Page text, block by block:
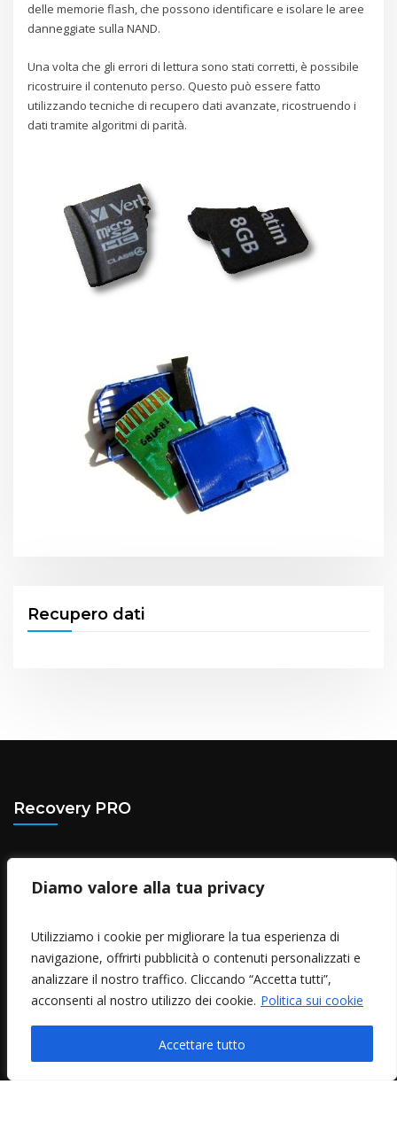
Diamo valore alla tua privacy
Utilizziamo i cookie per migliorare la tua esperienza di
navigazione, offrirti pubblicità o contenuti personalizzati e
analizzare il nostro traffico. Cliccando “Accetta tutti”,
acconsenti al nostro utilizzo dei cookie. Politica sui cookie
Accettare tutto
delle memorie flash, che possono identificare e isolare le aree
danneggiate sulla NAND.
Una volta che gli errori di lettura sono stati corretti, è possibile
ricostruire il contenuto perso. Questo può essere fatto
utilizzando tecniche di recupero dati avanzate, ricostruendo i
dati tramite algoritmi di parità.
Recupero dati
Recovery PRO
Tel.
(+39) 011 1883 8834
Privacy policy
Cookie policy